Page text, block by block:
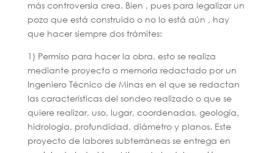
más controversia crea. Bien , pues para legalizar un
pozo que está construido o no lo está aún , hay
que hacer siempre dos trámites:
1) Permiso para hacer la obra, esto se realiza
mediante proyecto o memoria redactado por un
Ingeniero Técnico de Minas en el que se redactan
las características del sondeo realizado o que se
quiere realizar, uso, lugar, coordenadas, geología,
hidrologia, profundidad, diámetro y planos. Este
proyecto de labores subterráneas se entrega en